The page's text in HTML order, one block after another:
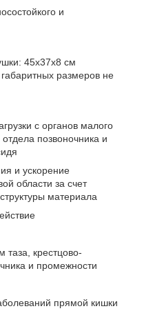
и
45х37х8 см
размеров не
с органов малого
отдела позвоночника и
и ускорение
области за счет
материала
таза, крестцово-
и промежности
прямой кишки